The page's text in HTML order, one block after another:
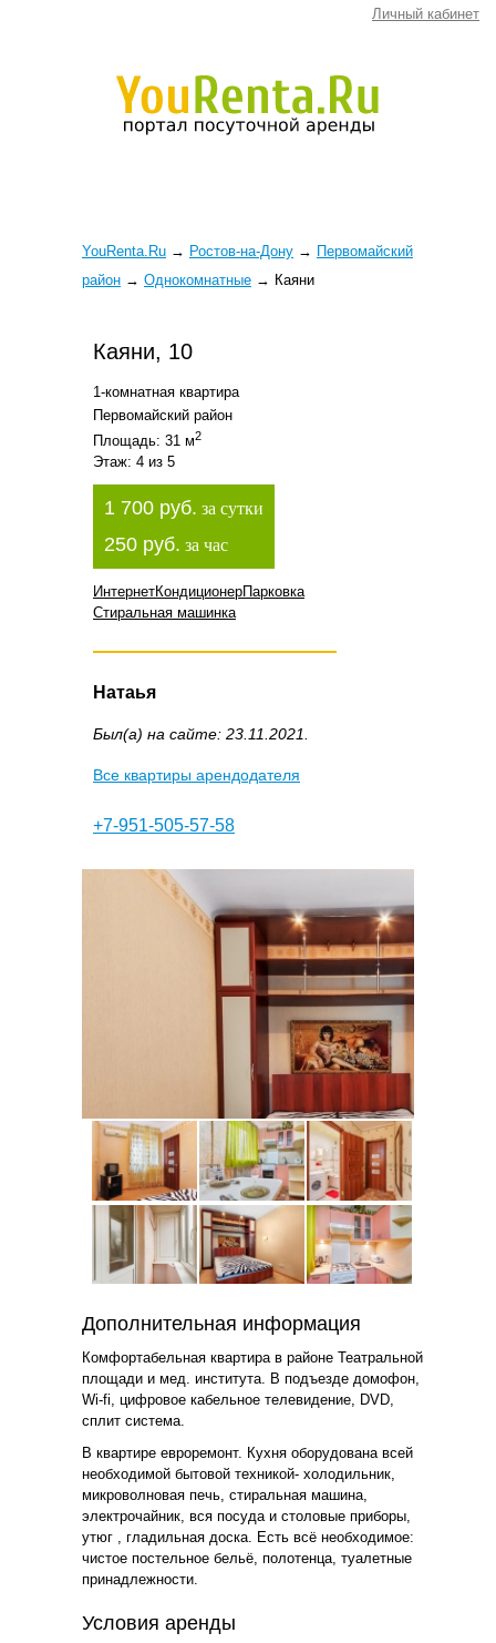
Личный кабинет
YouRenta.Ru → Ростов-на-Дону → Первомайский
район → Однокомнатные → Каяни
Каяни, 10
1-комнатная квартира
Первомайский район
Площадь: 31 м2
Этаж: 4 из 5
1 700 руб. за сутки
250 руб. за час
ИнтернетКондиционерПарковка
Стиральная машинка
Натаья
Был(а) на сайте: 23.11.2021.
Все квартиры арендодателя
+7-951-505-57-58
Дополнительная информация
Комфортабельная квартира в районе Театральной
площади и мед. института. В подъезде домофон,
Wi-fi, цифровое кабельное телевидение, DVD,
сплит система.
В квартире евроремонт. Кухня оборудована всей
необходимой бытовой техникой- холодильник,
микроволновая печь, стиральная машина,
электрочайник, вся посуда и столовые приборы,
утюг , гладильная доска. Есть всё необходимое:
чистое постельное бельё, полотенца, туалетные
принадлежности.
Условия аренды